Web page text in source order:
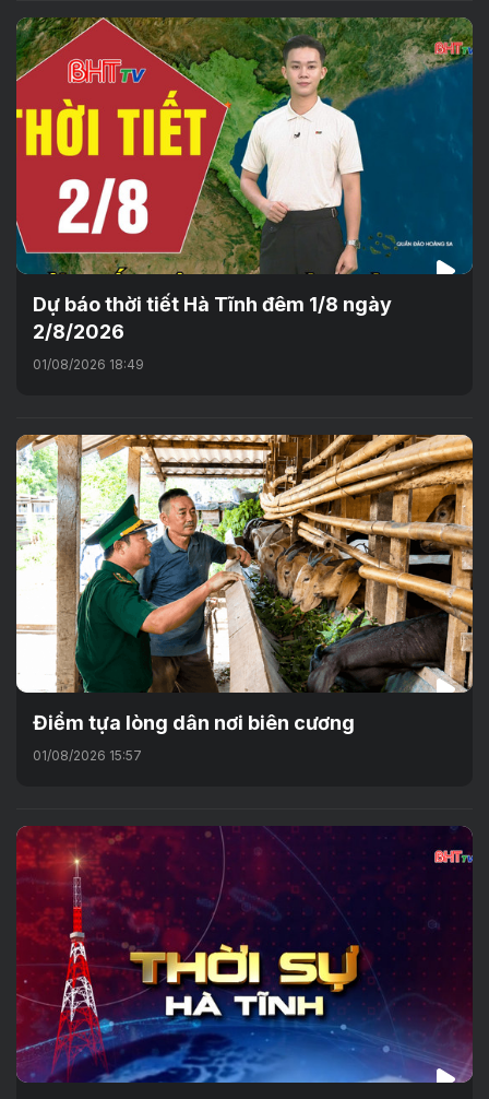
Dự báo thời tiết Hà Tĩnh đêm 1/8 ngày
2/8/2026
01/08/2026 18:49
Điểm tựa lòng dân nơi biên cương
01/08/2026 15:57